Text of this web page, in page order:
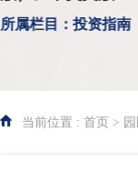
所属栏目：
当前位置 : 首页 >